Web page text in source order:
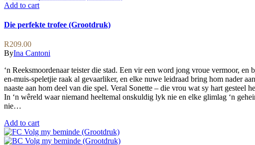
Add to cart
Die perfekte trofee (Grootdruk)
R209.00
ByIna Cantoni
‘n Reeksmoordenaar teister die stad. Een vir een word jong vroue vermoor,
en-muis-speletjie raak al gevaarliker, en elke nuwe leidraad bring hom nader
naaste aan hom deel van die spel. Veral Sonette – die vrou wat sy hart
In ‘n wêreld waar niemand heeltemal onskuldig lyk nie en elke glimlag ‘n
nie…
Add to cart